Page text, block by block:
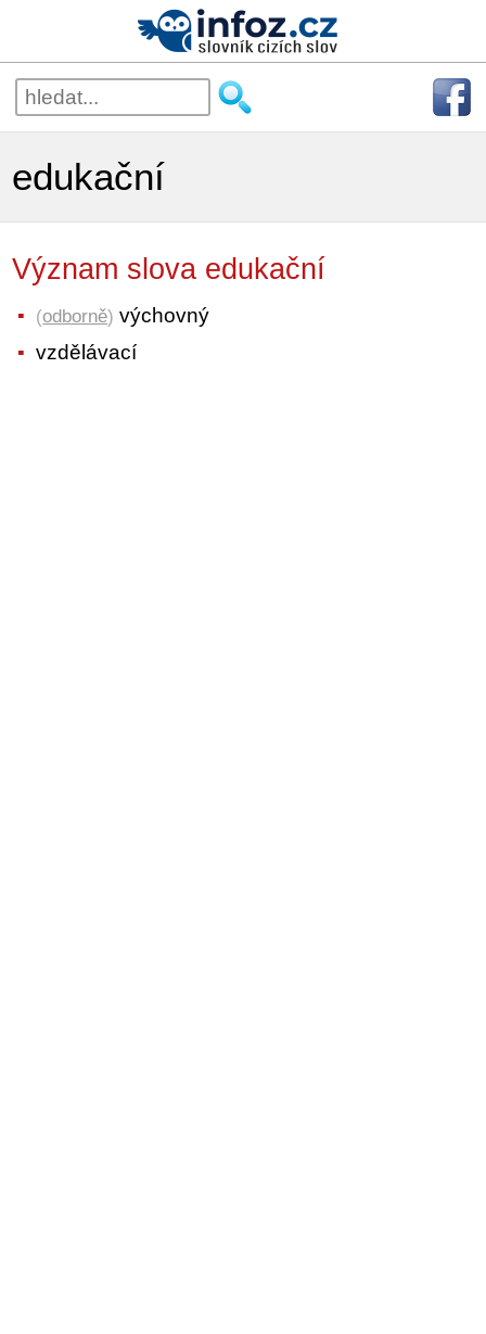
edukační
Význam slova edukační
(odborně) výchovný
vzdělávací